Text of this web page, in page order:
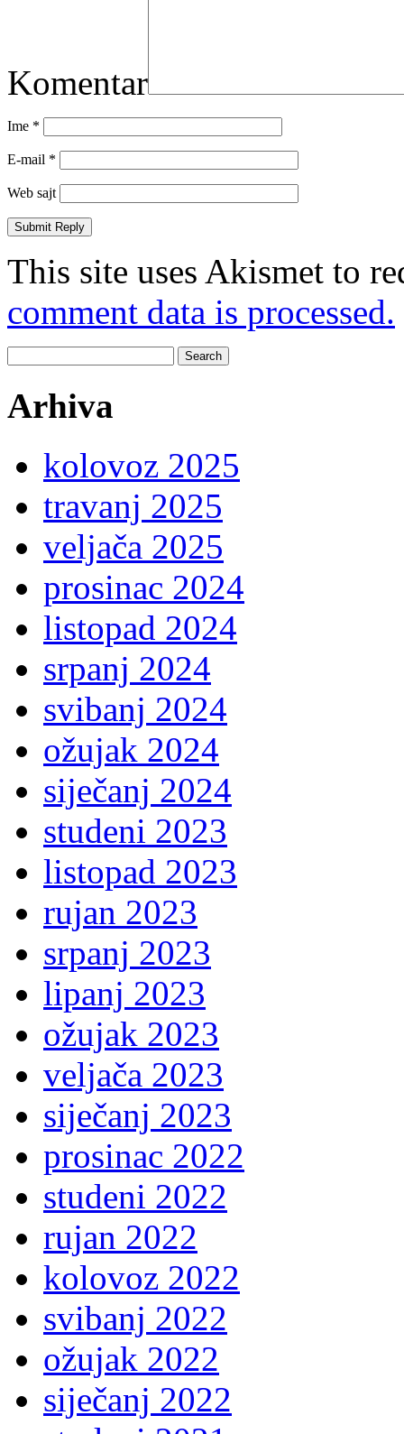
Komentar
Ime *
E-mail *
Web sajt
This site uses Akismet to
comment data is processed.
for:
Arhiva
kolovoz 2025
travanj 2025
veljača 2025
prosinac 2024
listopad 2024
srpanj 2024
svibanj 2024
ožujak 2024
siječanj 2024
studeni 2023
listopad 2023
rujan 2023
srpanj 2023
lipanj 2023
ožujak 2023
veljača 2023
siječanj 2023
prosinac 2022
studeni 2022
rujan 2022
kolovoz 2022
svibanj 2022
ožujak 2022
siječanj 2022